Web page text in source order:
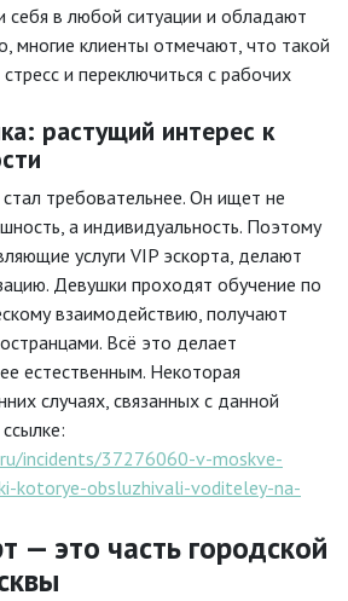
себя в любой ситуации и обладают
многие клиенты отмечают, что такой
и переключиться с рабочих
растущий интерес к
требовательнее. Он ищет не
а индивидуальность. Поэтому
услуги VIP эскорта, делают
Девушки проходят обучение по
взаимодействию, получают
Всё это делает
естественным. Некоторая
случаях, связанных с данной
incidents/37276060-v-moskve-
kotorye-obsluzhivali-voditeley-na-
— это часть городской